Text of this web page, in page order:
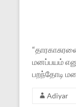
மனப்பயம்
பறந்தோடி
Adiyar